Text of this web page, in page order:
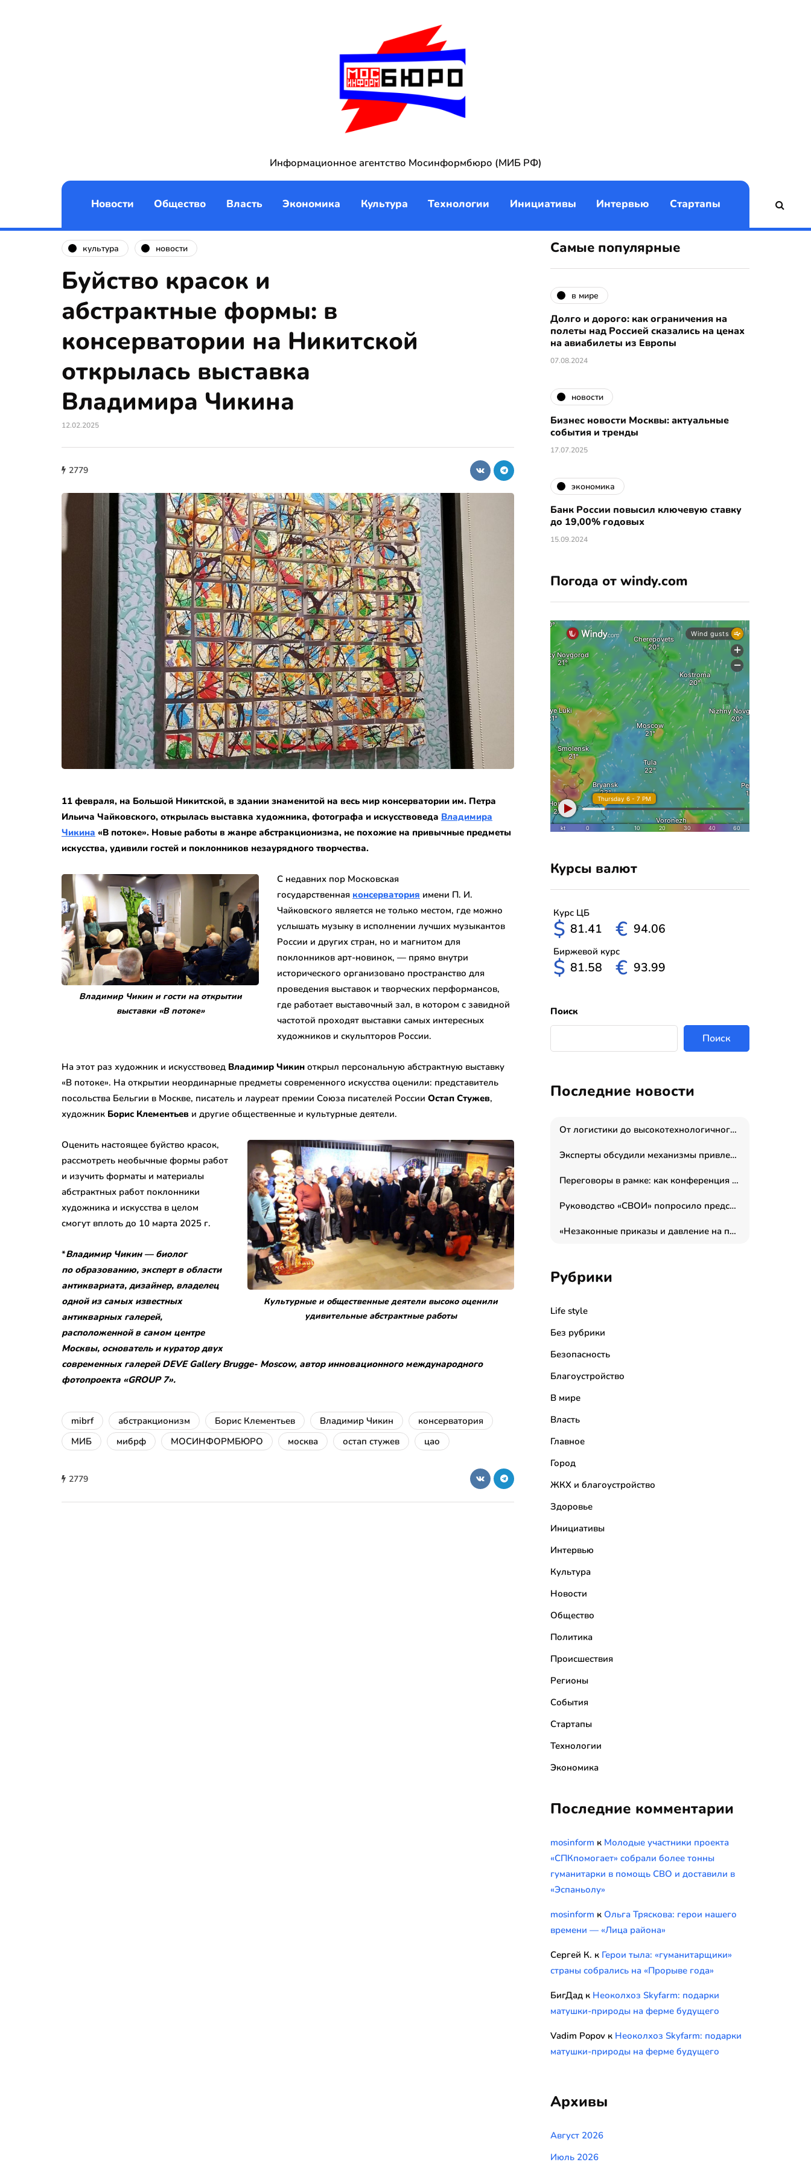
Информационное агентство Мосинформбюро (МИБ РФ)
Новости Общество Власть Экономика Культура Технологии Инициативы Интервью Стартапы
культура новости
Буйство красок и
абстрактные формы: в
консерватории на Никитской
открылась выставка
Владимира Чикина
12.02.2025
2779
11 февраля, на Большой Никитской, в здании знаменитой на весь мир консерватории им. Петра
Ильича Чайковского, открылась выставка художника, фотографа и искусствоведа Владимира
Чикина «В потоке». Новые работы в жанре абстракционизма, не похожие на привычные предметы
искусства, удивили гостей и поклонников незаурядного творчества.
Владимир Чикин и гости на открытии
выставки «В потоке»
С недавних пор Московская
государственная консерватория имени П. И.
Чайковского является не только местом, где можно
услышать музыку в исполнении лучших музыкантов
России и других стран, но и магнитом для
поклонников арт-новинок, — прямо внутри
исторического организовано пространство для
проведения выставок и творческих перформансов,
где работает выставочный зал, в котором с завидной
частотой проходят выставки самых интересных
художников и скульпторов России.
На этот раз художник и искусствовед Владимир Чикин открыл персональную абстрактную выставку
«В потоке». На открытии неординарные предметы современного искусства оценили: представитель
посольства Бельгии в Москве, писатель и лауреат премии Союза писателей России Остап Стужев,
художник Борис Клементьев и другие общественные и культурные деятели.
Культурные и общественные деятели высоко оценили
удивительные абстрактные работы
Оценить настоящее буйство красок,
рассмотреть необычные формы работ
и изучить форматы и материалы
абстрактных работ поклонники
художника и искусства в целом
смогут вплоть до 10 марта 2025 г.
*Владимир Чикин — биолог
по образованию, эксперт в области
антиквариата, дизайнер, владелец
одной из самых известных
антикварных галерей,
расположенной в самом центре
Москвы, основатель и куратор двух
современных галерей DEVE Gallery Brugge- Moscow, автор инновационного международного
фотопроекта «GROUP 7».
mibrf абстракционизм Борис Клементьев Владимир Чикин
консерватория
МИБ
мибрф МОСИНФОРМБЮРО москва остап стужев цао
2779
Самые популярные
в мире
Долго и дорого: как ограничения на
полеты над Россией сказались на ценах
на авиабилеты из Европы
07.08.2024
новости
Бизнес новости Москвы: актуальные
события и тренды
17.07.2025
экономика
Банк России повысил ключевую ставку
до 19,00% годовых
15.09.2024
Погода от windy.com
Курсы валют
Курс ЦБ
$ 81.41 € 94.06
Биржевой курс
$ 81.58 € 93.99
Поиск
Поиск
Последние новости
От логистики до высокотехнологичного производства: как основатель “гагаринга” выстраивает экосистему безопасности и гражданских БПЛА
Эксперты обсудили механизмы привлечения молодых специалистов в промышленные города
Переговоры в рамке: как конференция «Бизнес как искусство» переформатирует деловой этикет в стенах ТПП РФ
Руководство «СВОИ» попросило председателя СКР дать правовую оценку обысков в тыловом штабе
«Незаконные приказы и давление на полицию»: Эрнеста Султанова задержали у посольства Израиля во время одиночного пикета
Рубрики
Life style
Без рубрики
Безопасность
Благоустройство
В мире
Власть
Главное
Город
ЖКХ и благоустройство
Здоровье
Инициативы
Интервью
Культура
Новости
Общество
Политика
Происшествия
Регионы
События
Стартапы
Технологии
Экономика
Последние комментарии
mosinform к Молодые участники проекта
«СПКпомогает» собрали более тонны
гуманитарки в помощь СВО и доставили в
«Эспаньолу»
mosinform к Ольга Тряскова: герои нашего
времени — «Лица района»
Сергей К. к Герои тыла: «гуманитарщики»
страны собрались на «Прорыве года»
БигДад к Неоколхоз Skyfarm: подарки
матушки-природы на ферме будущего
Vadim Popov к Неоколхоз Skyfarm: подарки
матушки-природы на ферме будущего
Архивы
Август 2026
Июль 2026